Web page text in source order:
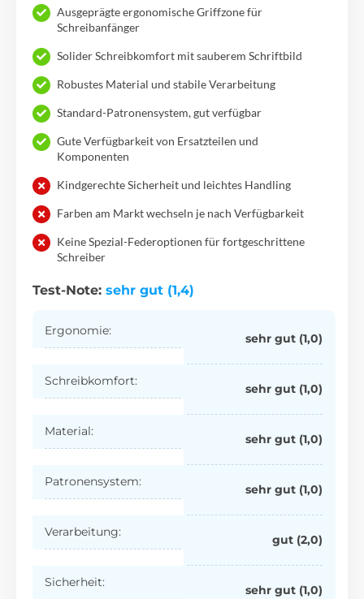
Ausgeprägte ergonomische Griffzone für
Schreibanfänger
Solider Schreibkomfort mit sauberem Schriftbild
Robustes Material und stabile Verarbeitung
Standard-Patronensystem, gut verfügbar
Gute Verfügbarkeit von Ersatzteilen und
Komponenten
Kindgerechte Sicherheit und leichtes Handling
Farben am Markt wechseln je nach Verfügbarkeit
Keine Spezial-Federoptionen für fortgeschrittene
Schreiber
Test-Note: sehr gut (1,4)
Ergonomie:
sehr gut (1,0)
Schreibkomfort:
sehr gut (1,0)
Material:
sehr gut (1,0)
Patronensystem:
sehr gut (1,0)
Verarbeitung:
gut (2,0)
Sicherheit:
sehr gut (1,0)